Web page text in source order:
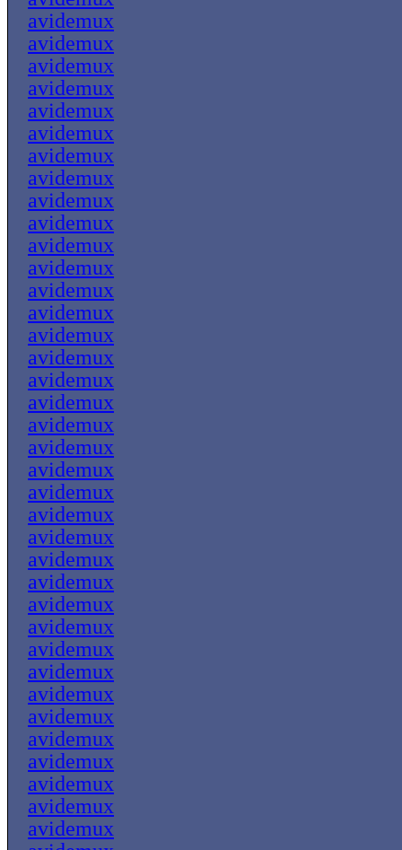
avidemux
avidemux
avidemux
avidemux
avidemux
avidemux
avidemux
avidemux
avidemux
avidemux
avidemux
avidemux
avidemux
avidemux
avidemux
avidemux
avidemux
avidemux
avidemux
avidemux
avidemux
avidemux
avidemux
avidemux
avidemux
avidemux
avidemux
avidemux
avidemux
avidemux
avidemux
avidemux
avidemux
avidemux
avidemux
avidemux
avidemux